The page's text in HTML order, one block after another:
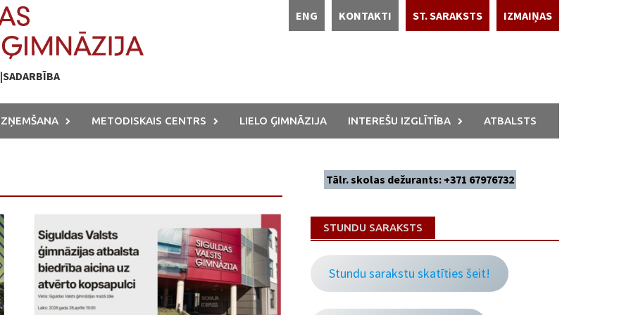
IZMAIŅAS
ST. SARAKSTS
KONTAKTI
ENG
METODISKAIS CENTRS LIELO ĢIMNĀZIJA INTEREŠU IZGLĪTĪBA ATBALSTS
Tālr. skolas dežurants: +371 67976732
STUNDU SARAKSTS
Stundu sarakstu skatīties šeit!